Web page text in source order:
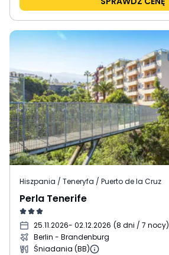
Hiszpania / Teneryfa / Puerto de la Cruz
Perla Tenerife
25.11.2026- 02.12.2026 (8 dni / 7 nocy)
Berlin - Brandenburg
Śniadania (BB)